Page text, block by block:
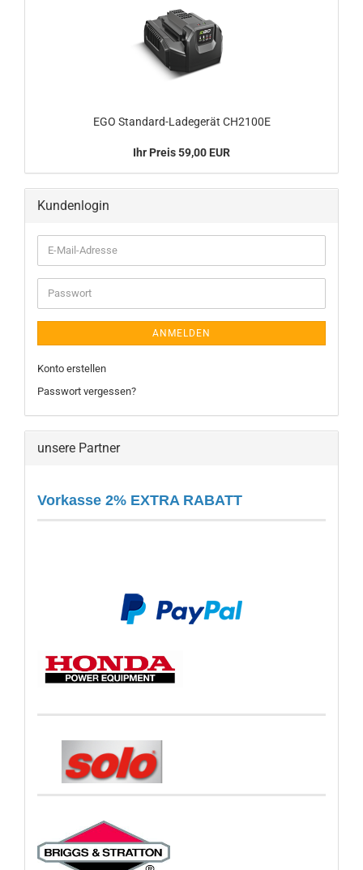
EGO Standard-​Ladegerät CH2100E
Ihr Preis 59,00 EUR
Kundenlogin
E-
Mail-
Adresse
Passwort
ANMELDEN
Konto erstellen
Passwort vergessen?
unsere Partner
Vorkasse 2% EXTRA RABATT